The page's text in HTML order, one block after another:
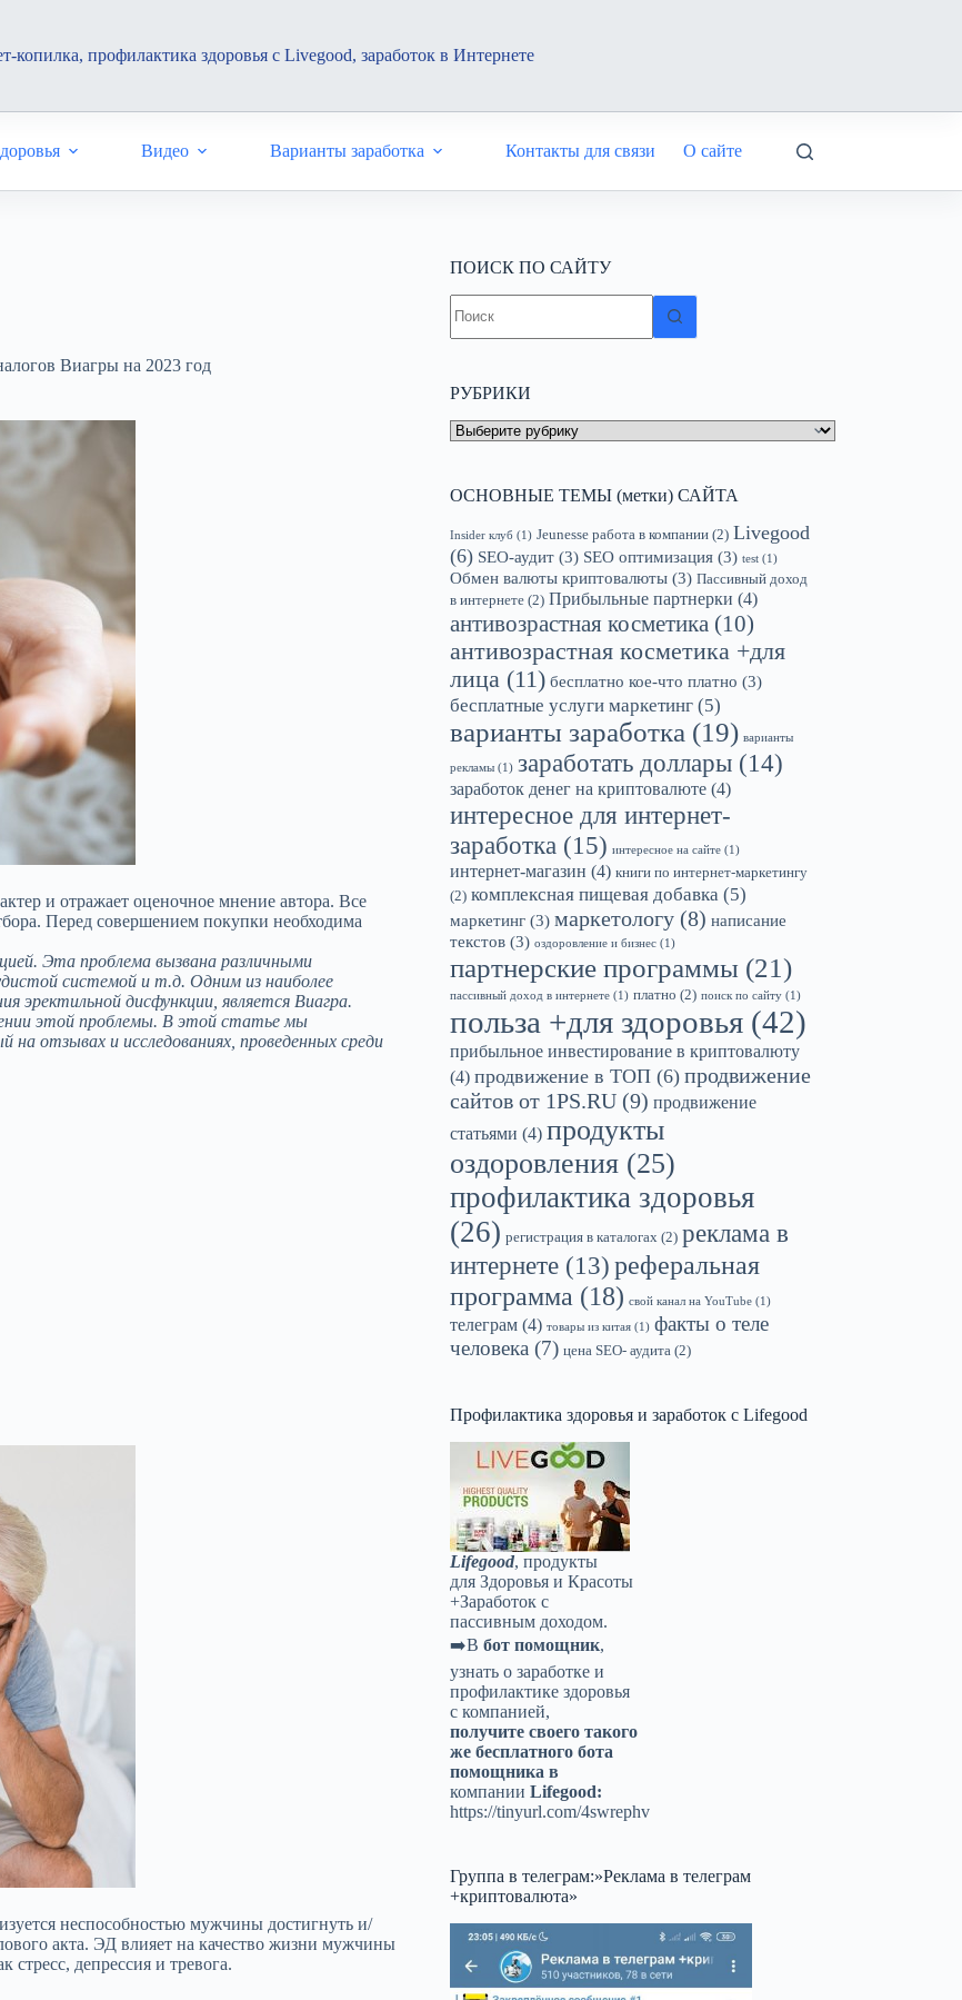
копилка, профилактика здоровья с Livegood, заработок в Интернете
Видео Варианты заработка Контакты для связи О сайте
Виагры на 2023 год
и отражает оценочное мнение автора. Все
Перед совершением покупки необходима
Эта проблема вызвана различными
системой и т.д. Одним из наиболее
эректильной дисфункции, является Виагра.
этой проблемы. В этой статье мы
отзывах и исследованиях, проведенных среди
неспособностью мужчины достигнуть и/
акта. ЭД влияет на качество жизни мужчины
депрессия и тревога.
ПОИСК ПО САЙТУ
не
найдено
РУБРИКИ
РУБРИКИ
ОСНОВНЫЕ ТЕМЫ (метки) САЙТА
Insider клуб (1) Jeunesse работа в компании (2) Livegood
(6) SEO-аудит (3) SEO оптимизация (3) test (1)
Обмен валюты криптовалюты (3) Пассивный доход
в интернете (2) Прибыльные партнерки (4)
антивозрастная косметика (10)
антивозрастная косметика +для
лица (11) бесплатно кое-что платно (3)
бесплатные услуги маркетинг (5)
варианты заработка (19) варианты
рекламы (1) заработать доллары (14)
заработок денег на криптовалюте (4)
интересное для интернет-
заработка (15) интересное на сайте (1)
интернет-магазин (4) книги по интернет-маркетингу
(2) комплексная пищевая добавка (5)
маркетинг (3) маркетологу (8) написание
текстов (3) оздоровление и бизнес (1)
партнерские программы (21)
пассивный доход в интернете (1) платно (2) поиск по сайту (1)
польза +для здоровья (42)
прибыльное инвестирование в криптовалюту
(4) продвижение в ТОП (6) продвижение
сайтов от 1PS.RU (9) продвижение
статьями (4) продукты
оздоровления (25)
профилактика здоровья
(26) регистрация в каталогах (2) реклама в
интернете (13) реферальная
программа (18) свой канал на YouTube (1)
телеграм (4) товары из китая (1) факты о теле
человека (7) цена SEO- аудита (2)
Профилактика здоровья и заработок с Lifegood
Lifegood, продукты
для Здоровья и Красоты
+Заработок с
пассивным доходом.
➡️Вбот помощник,
узнать о заработке и
профилактике здоровья
с компанией,
получите своего такого
же бесплатного бота
помощника в
компанииLifegood:
https://tinyurl.com/4swrephv
Группа в телеграм:»Реклама в телеграм
+криптовалюта»